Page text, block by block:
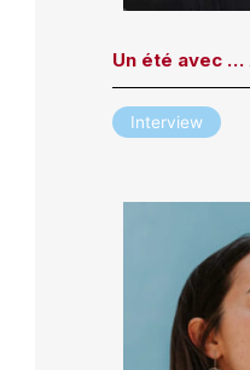
Un été avec
Interview